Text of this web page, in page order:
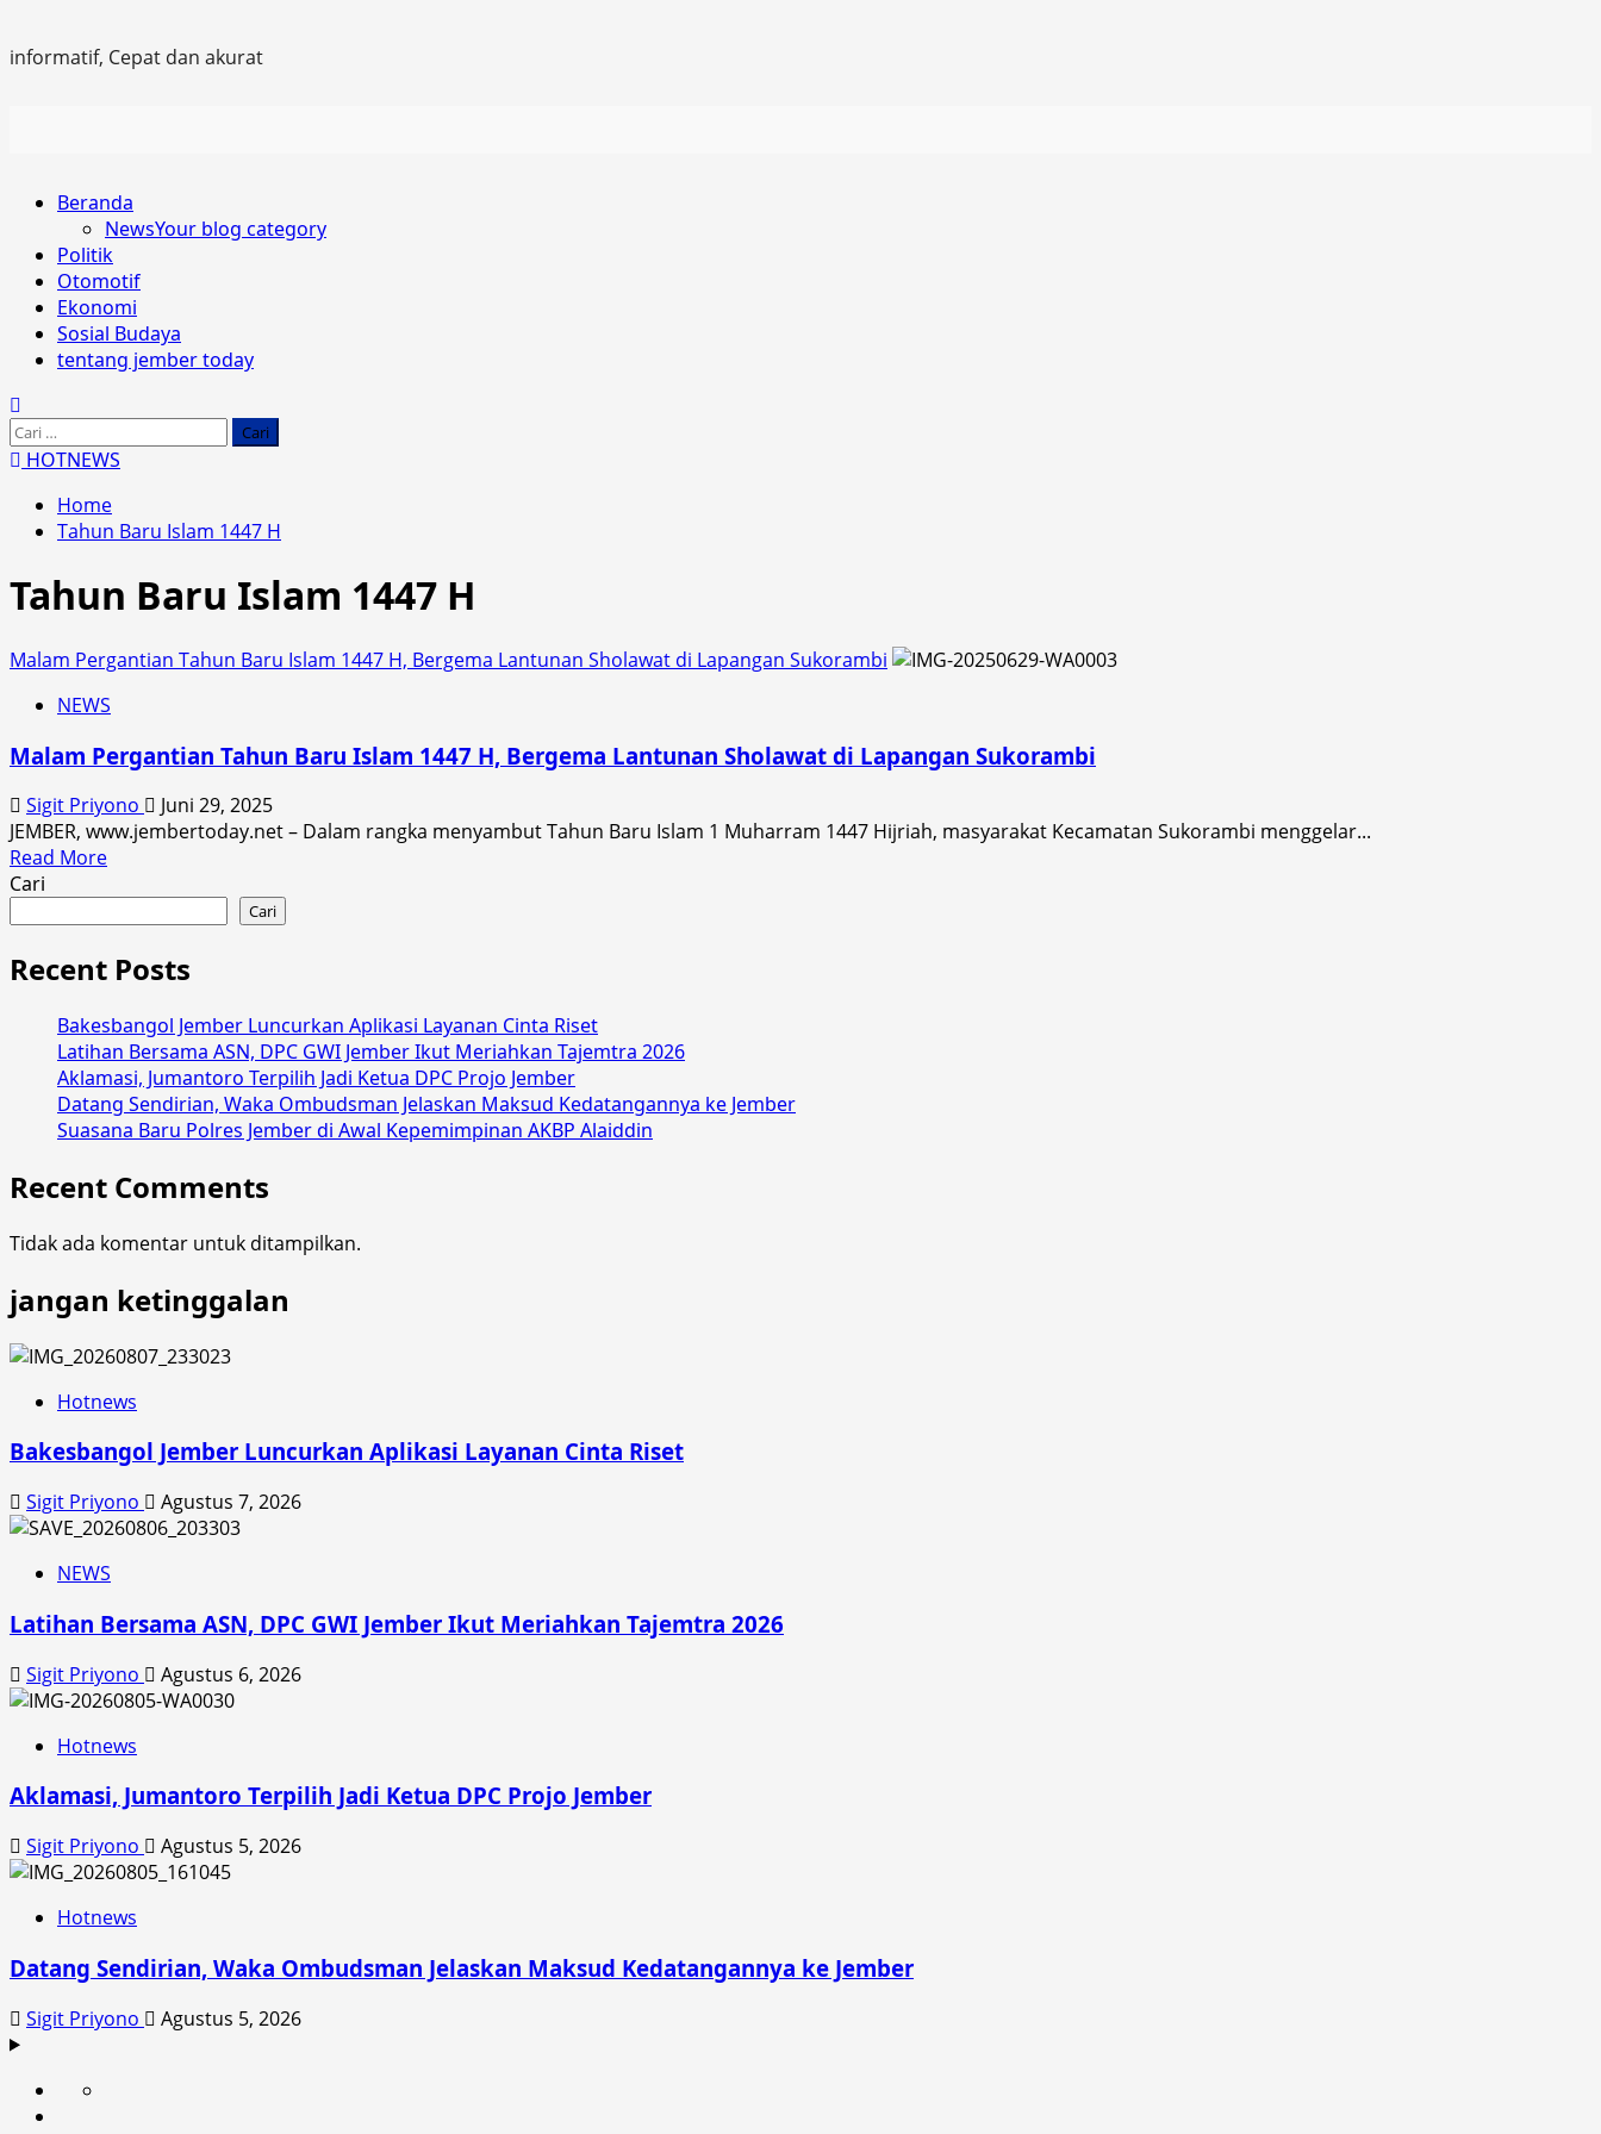
informatif, Cepat dan akurat
PrimaryBeranda
NewsYour blog category
Politik
Otomotif
Ekonomi
Sosial Budaya
tentang jember today
Cari
untuk:
HOTNEWS
Home
Tahun Baru Islam 1447 H
Tahun Baru Islam 1447 H
Malam Pergantian Tahun Baru Islam 1447 H, Bergema Lantunan Sholawat di Lapangan Sukorambi
NEWS
Malam Pergantian Tahun Baru Islam 1447 H, Bergema Lantunan Sholawat di Lapangan Sukorambi
Sigit Priyono
Juni 29, 2025
JEMBER, www.jembertoday.net – Dalam rangka menyambut Tahun Baru Islam 1 Muharram 1447 Hijriah, masyarakat Kecamatan Sukorambi menggelar...
Read MoreRead
Pergantian
Tahun
Baru
Islam
1447
H,
Bergema
Lantunan
di
Sukorambi
Cari
Cari
Recent Posts
Bakesbangol Jember Luncurkan Aplikasi Layanan Cinta Riset
Latihan Bersama ASN, DPC GWI Jember Ikut Meriahkan Tajemtra 2026
Aklamasi, Jumantoro Terpilih Jadi Ketua DPC Projo Jember
Datang Sendirian, Waka Ombudsman Jelaskan Maksud Kedatangannya ke Jember
Suasana Baru Polres Jember di Awal Kepemimpinan AKBP Alaiddin
Recent Comments
Tidak ada komentar untuk ditampilkan.
jangan ketinggalan
Hotnews
Bakesbangol Jember Luncurkan Aplikasi Layanan Cinta Riset
Sigit Priyono Agustus 7, 2026
NEWS
Latihan Bersama ASN, DPC GWI Jember Ikut Meriahkan Tajemtra 2026
Sigit Priyono Agustus 6, 2026
Hotnews
Aklamasi, Jumantoro Terpilih Jadi Ketua DPC Projo Jember
Sigit Priyono Agustus 5, 2026
Hotnews
Datang Sendirian, Waka Ombudsman Jelaskan Maksud Kedatangannya ke Jember
Sigit Priyono Agustus 5, 2026
Beranda